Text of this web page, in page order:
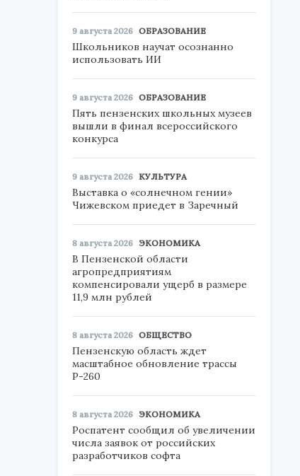
9 августа 2026 ОБРАЗОВАНИЕ
Школьников научат осознанно
использовать ИИ
9 августа 2026 ОБРАЗОВАНИЕ
Пять пензенских школьных музеев
вышли в финал всероссийского
конкурса
9 августа 2026 КУЛЬТУРА
Выставка о «солнечном гении»
Чижевском приедет в Заречный
8 августа 2026 ЭКОНОМИКА
В Пензенской области
агропредприятиям
компенсировали ущерб в размере
11,9 млн рублей
8 августа 2026 ОБЩЕСТВО
Пензенскую область ждет
масштабное обновление трассы
Р-260
8 августа 2026 ЭКОНОМИКА
Роспатент сообщил об увеличении
числа заявок от российских
разработчиков софта